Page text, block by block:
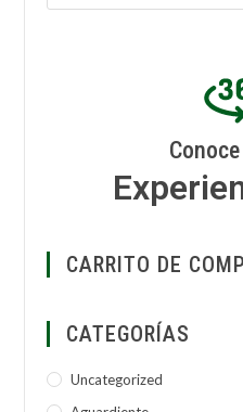
CARRITO DE
CATEGORÍAS
Uncategorized